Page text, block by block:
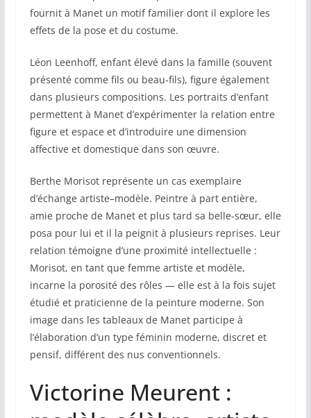
fournit à Manet un motif familier dont il explore les
effets de la pose et du costume.
Léon Leenhoff, enfant élevé dans la famille (souvent
présenté comme fils ou beau‑fils), figure également
dans plusieurs compositions. Les portraits d’enfant
permettent à Manet d’expérimenter la relation entre
figure et espace et d’introduire une dimension
affective et domestique dans son œuvre.
Berthe Morisot représente un cas exemplaire
d’échange artiste–modèle. Peintre à part entière,
amie proche de Manet et plus tard sa belle‑sœur, elle
posa pour lui et il la peignit à plusieurs reprises. Leur
relation témoigne d’une proximité intellectuelle :
Morisot, en tant que femme artiste et modèle,
incarne la porosité des rôles — elle est à la fois sujet
étudié et praticienne de la peinture moderne. Son
image dans les tableaux de Manet participe à
l’élaboration d’un type féminin moderne, discret et
pensif, différent des nus conventionnels.
Victorine Meurent :